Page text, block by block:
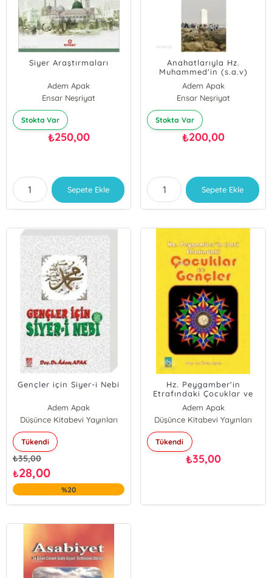
Siyer Araştırmaları
Adem Apak
Ensar Neşriyat
Stokta Var
₺250,00
Sepete Ekle
Anahatlarıyla Hz.
Muhammed'in (s.a.v)
Evrensel Mesajları
Adem Apak
Ensar Neşriyat
Stokta Var
₺200,00
Sepete Ekle
Gençler için Siyer-i Nebi
Adem Apak
Düşünce Kitabevi Yayınları
Tükendi
₺35,00
₺28,00
%20
Hz. Peygamber'in
Etrafındaki Çocuklar ve
Gençler
Adem Apak
Düşünce Kitabevi Yayınları
Tükendi
₺35,00